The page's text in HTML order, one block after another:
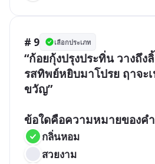
# 9 เลือกประเภท
“ก้อยกุ้งปรุงประทิ่น วางถึ
รสทิพย์หยิบมาโปรย ฤาจะ
ขวัญ”
ข้อใดคือความหมายของค
กลิ่นหอม
สวยงาม